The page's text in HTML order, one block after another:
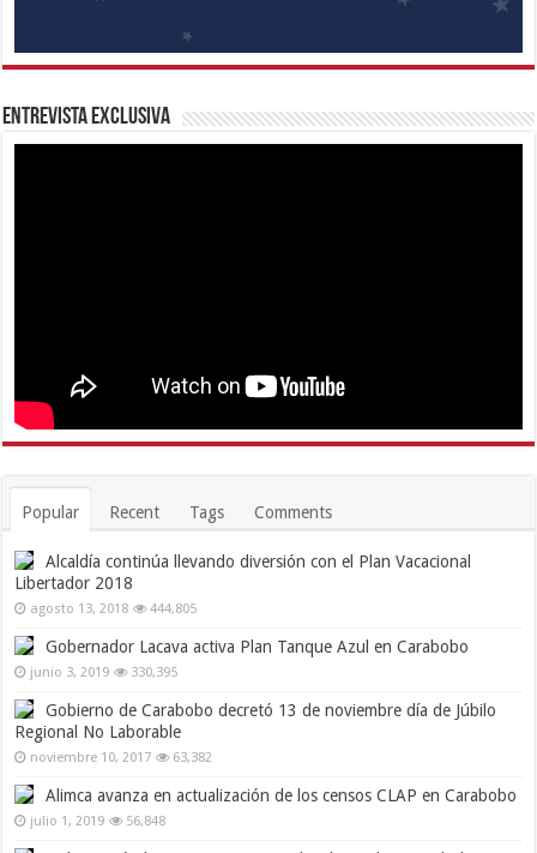
Entrevista Exclusiva
Popular Recent Tags Comments
Alcaldía continúa llevando diversión con el Plan Vacacional
Libertador 2018
agosto 13, 2018 444,805
Gobernador Lacava activa Plan Tanque Azul en Carabobo
junio 3, 2019 330,395
Gobierno de Carabobo decretó 13 de noviembre día de Júbilo
Regional No Laborable
noviembre 10, 2017 63,382
Alimca avanza en actualización de los censos CLAP en Carabobo
julio 1, 2019 56,848